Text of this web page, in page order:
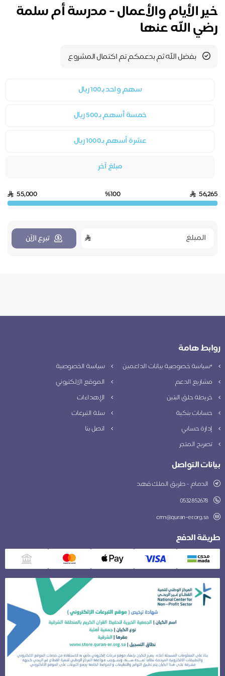
خير الأيام والأعمال - مدرسة أم سلمة
رضي الله عنها
بفضل الله ثم بدعمكم تم اكتمال المشروع
سهم واحد بـ100 ريال
خمسة أسهم بـ500 ريال
عشرة أسهم بـ1000 ريال
مبلغ آخر
56,265
%100
55,000
تبرع الآن
روابط هامة
*سياسة خصوصية بيانات الداعمين
سياسة الخصوصية
مشاريع الدعم
الموقع الالكتروني
خريطة حلق البنين
الإهداءات
حسابات بنكية
سلة التبرعات
إدارة حسابي
اتصل بنا
تصريح المتجر
بيانات التواصل
الدمام - طريق الملك فهد
0532852678
crm@quran-er.org.sa
طريقة الدفع